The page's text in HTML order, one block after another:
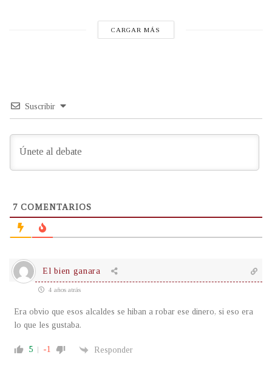
CARGAR MÁS
Suscribir
7 COMENTARIOS
El bien ganara
4 años atrás
Era obvio que esos alcaldes se hiban a robar ese dinero, si eso era
lo que les gustaba.
5 -1 Responder